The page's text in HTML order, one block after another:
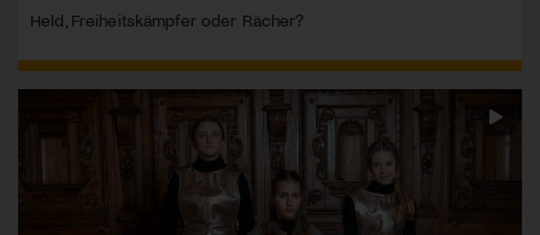
Held, Freiheitskämpfer oder Rächer?